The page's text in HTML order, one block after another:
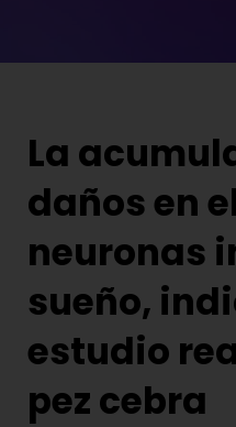
La
daños en
neuronas
sueño,
estudio
pez cebra